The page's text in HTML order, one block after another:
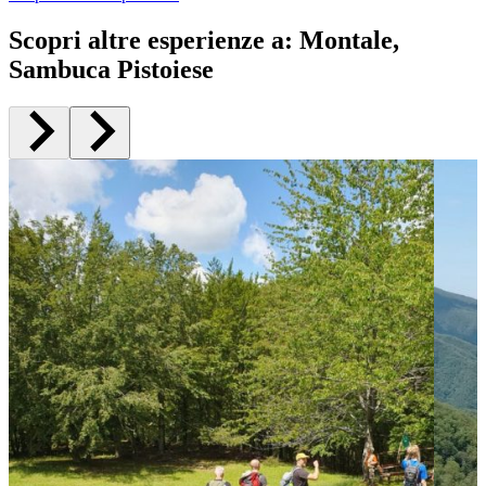
Scopri altre esperienze a: Montale,
Sambuca Pistoiese